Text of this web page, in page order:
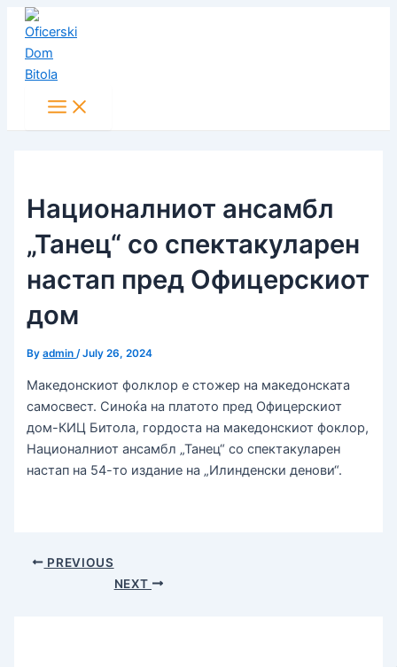
Skip
content
Националниот ансамбл
„Танец“ со спектакуларен
настап пред Офицерскиот
дом
Byadmin/July 26, 2024
Македонскиот фолклор е стожер на македонската
самосвест. Синоќа на платото пред Офицерскиот
дом-КИЦ Битола, гордоста на македонскиот фоклор,
Националниот ансамбл „Танец“ со спектакуларен
настап на 54-то издание на „Илинденски денови“.
Post
navigation
PREVIOUS
NEXT